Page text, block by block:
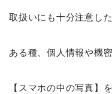
取扱いにも十分注意した
ある種、個人情報や機
【スマホの中の写真】